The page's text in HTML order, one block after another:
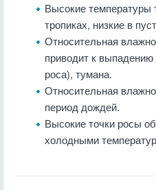
Высокие
тропиках, низкие в
Относительная
приводит к
роса), тумана.
Относительная
период дождей.
Высокие точки росы
холодными